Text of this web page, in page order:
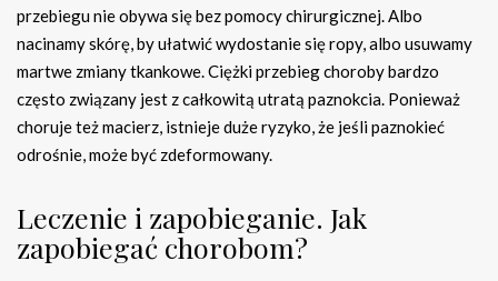
przebiegu nie obywa się bez pomocy chirurgicznej. Albo
nacinamy skórę, by ułatwić wydostanie się ropy, albo usuwamy
martwe zmiany tkankowe. Ciężki przebieg choroby bardzo
często związany jest z całkowitą utratą paznokcia. Ponieważ
choruje też macierz, istnieje duże ryzyko, że jeśli paznokieć
odrośnie, może być zdeformowany.
Leczenie i zapobieganie. Jak
zapobiegać chorobom?